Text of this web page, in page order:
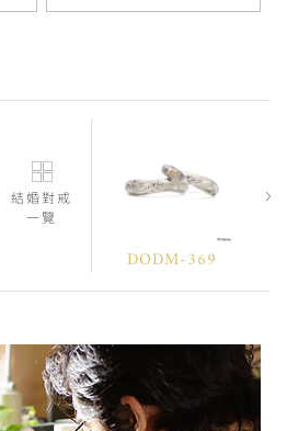
結婚對戒
一覽
DODM-369